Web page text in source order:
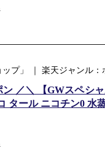
プ」 ｜ 楽天ジャンル：
ン ／＼ 【GWスペシ
タール ニコチン0 水